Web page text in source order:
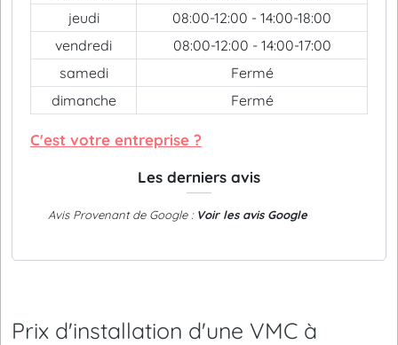
jeudi
08:00-12:00 - 14:00-18:00
vendredi
08:00-12:00 - 14:00-17:00
samedi
Fermé
dimanche
Fermé
C'est votre entreprise ?
Les derniers avis
Avis Provenant de Google : Voir les avis Google
Prix d'installation d'une VMC à